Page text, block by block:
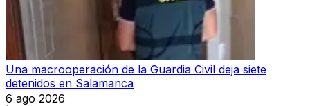
Una macrooperación de la Guardia Civil deja siete
detenidos en Salamanca
6 ago 2026